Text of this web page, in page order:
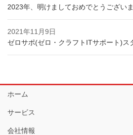
2023年、明けましておめでとうございま
2021年11月9日
ゼロサポ(ゼロ・クラフトITサポート)ス
ホーム
サービス
会社情報